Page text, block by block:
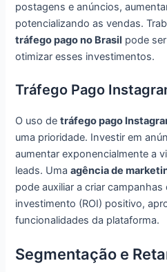
postagens e anúncios,
potencializando as vendas.
tráfego pago no Brasil pode
otimizar esses investimentos.
Tráfego Pago
O uso detráfego pago
uma prioridade. Investir em
aumentar exponencialmente a
leads. Umaagência de
pode auxiliar a criar
investimento (ROI) positivo,
funcionalidades da plataforma.
Segmentação e